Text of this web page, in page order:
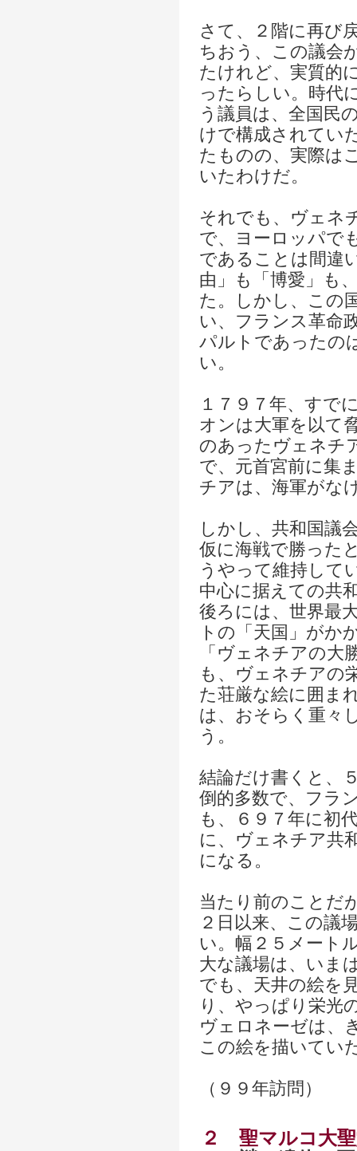
さて、２階に再び
ちおう、この議会
たけれど、実質的
ったらしい。時代
う議員は、全国民
けで構成されてい
たものの、実際は
いたわけだ。
それでも、ヴェネ
で、ヨーロッパで
であることは間違
由」も「博愛」も
た。しかし、この
い、フランス革命
パルトであったの
い。
１７９７年、すで
オンは大軍を以て
のあったヴェネチ
で、元首宮前に集
チアは、海軍がな
しかし、共和国議
仮に海戦で勝った
うやって維持して
中心に据えての共
後ろには、世界最
トの「天国」がか
「ヴェネチアの大
も、ヴェネチアの
た荘厳な絵に囲ま
は、おそらく重々
う。
結論だけ書くと、
倒的多数で、フラ
も、６９７年に初
に、ヴェネチア共
になる。
当たり前のことだ
２日以来、この議
い。幅２５メート
大な議場は、いま
でも、天井の絵を
り、やっぱり栄光
ヴェロネーゼは、
この絵を描いてい
（９９年訪問）
２
聖マルコ大